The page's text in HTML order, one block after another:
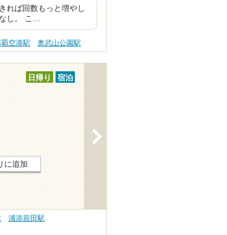
れば回数もっと増やし
し。 こ…
空港駅 奥武山公園駅
日帰り 宿泊
に追加
浦添前田駅